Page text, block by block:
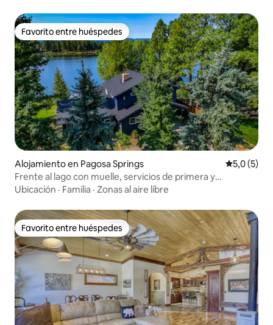
Favorito entre huéspedes
Favorito entre huéspedes
Alojamiento en Pagosa Springs
5,0 (5)
Frente al lago con muelle, servicios de primera y
excelente ubicación
Ubicación · Familia · Zonas al aire libre
Favorito entre huéspedes
Favorito entre huéspedes